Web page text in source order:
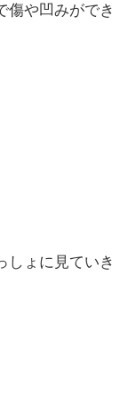
傷や凹みができ
しょに見ていき